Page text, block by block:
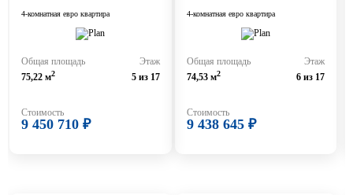
4-комнатная евро квартира
Общая площадь
75,22 м2
Этаж
5 из 17
Стоимость
9 450 710 ₽
4-комнатная евро квартира
Общая площадь
74,53 м2
Этаж
6 из 17
Стоимость
9 438 645 ₽